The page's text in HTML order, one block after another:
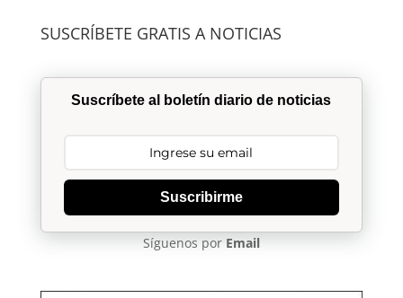
SUSCRÍBETE GRATIS A NOTICIAS
Suscríbete al boletín diario de noticias
Suscribirme
Síguenos por Email